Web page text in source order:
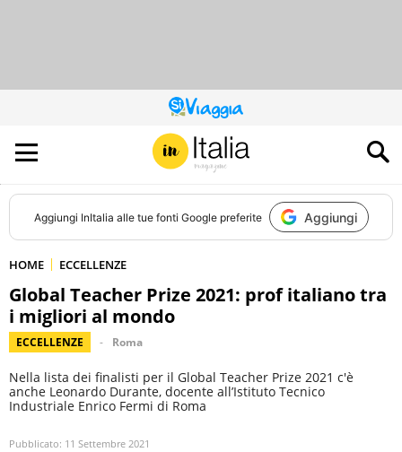
QUESTO
SITO
CONTRIBUISCE
ALL’AUDIENCE
DI
Aggiungi InItalia alle tue fonti Google preferite Aggiungi
HOME ECCELLENZE
Global Teacher Prize 2021: prof italiano tra
i migliori al mondo
ECCELLENZE Roma
Nella lista dei finalisti per il Global Teacher Prize 2021 c'è
anche Leonardo Durante, docente all’Istituto Tecnico
Industriale Enrico Fermi di Roma
Pubblicato: 11 Settembre 2021